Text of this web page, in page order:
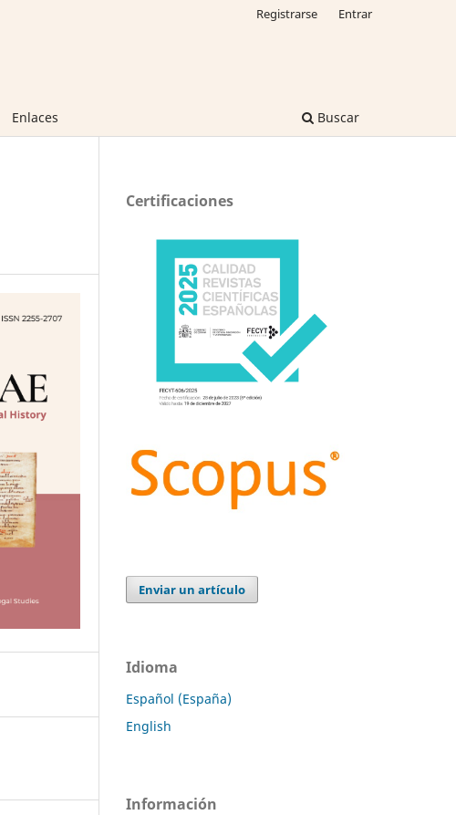
Enlaces Buscar
Registrarse Entrar
Certificaciones
Enviar un artículo
Idioma
Español (España)
English
Información